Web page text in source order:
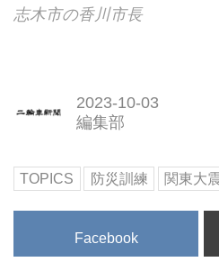
志木市の香川市長
2023-10-03
編集部
TOPICS 防災訓練 関東大
Facebook